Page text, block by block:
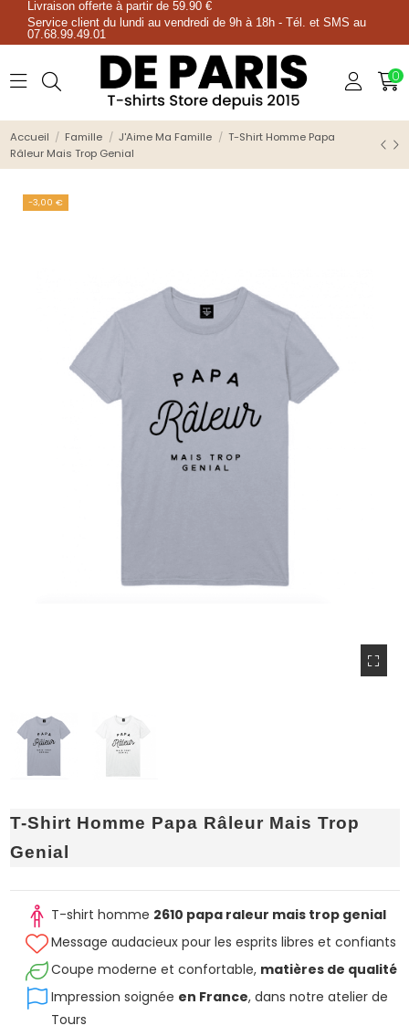
Livraison offerte à partir de 59.90 €
Service client du lundi au vendredi de 9h à 18h - Tél. et SMS au
07.68.99.49.01
0
Accueil Famille J'Aime Ma Famille
T-Shirt Homme Papa
Râleur Mais Trop Genial
-3,00 €
T-Shirt Homme Papa Râleur Mais Trop
Genial
T-shirt homme 2610 papa raleur mais trop genial
Message audacieux pour les esprits libres et confiants
Coupe moderne et confortable, matières de qualité
Impression soignée en France, dans notre atelier de
Tours